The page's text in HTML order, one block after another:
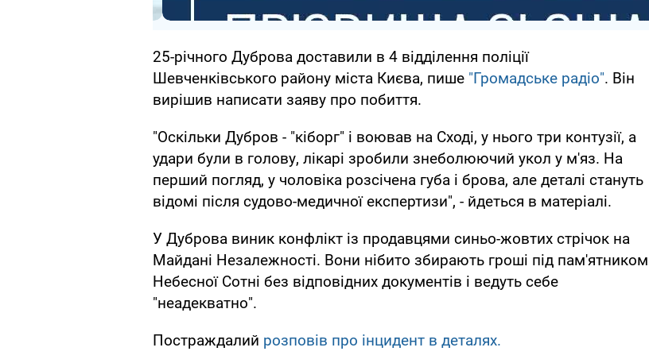
25-річного Дуброва доставили в 4 відділення поліції
Шевченківського району міста Києва, пише "Громадське радіо". Він
вирішив написати заяву про побиття.
"Оскільки Дубров - "кіборг" і воював на Сході, у нього три контузії, а
удари були в голову, лікарі зробили знеболюючий укол у м'яз. На
перший погляд, у чоловіка розсічена губа і брова, але деталі стануть
відомі після судово-медичної експертизи", - йдеться в матеріалі.
У Дуброва виник конфлікт із продавцями синьо-жовтих стрічок на
Майдані Незалежності. Вони нібито збирають гроші під пам'ятником
Небесної Сотні без відповідних документів і ведуть себе
"неадекватно".
Постраждалий розповів про інцидент в деталях.